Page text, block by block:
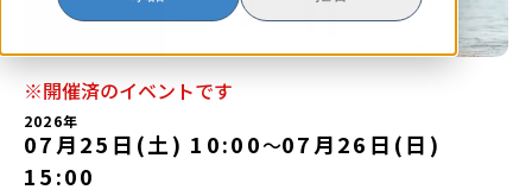
マガジン
奨学金について
イベント参加方法
※開催済のイベントです
2026年
07月25日(土) 10:00〜07月26日(日)
15:00